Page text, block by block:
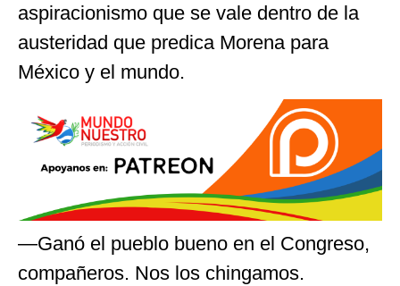
aspiracionismo que se vale dentro de la
austeridad que predica Morena para
México y el mundo.
—Ganó el pueblo bueno en el Congreso,
compañeros. Nos los chingamos.